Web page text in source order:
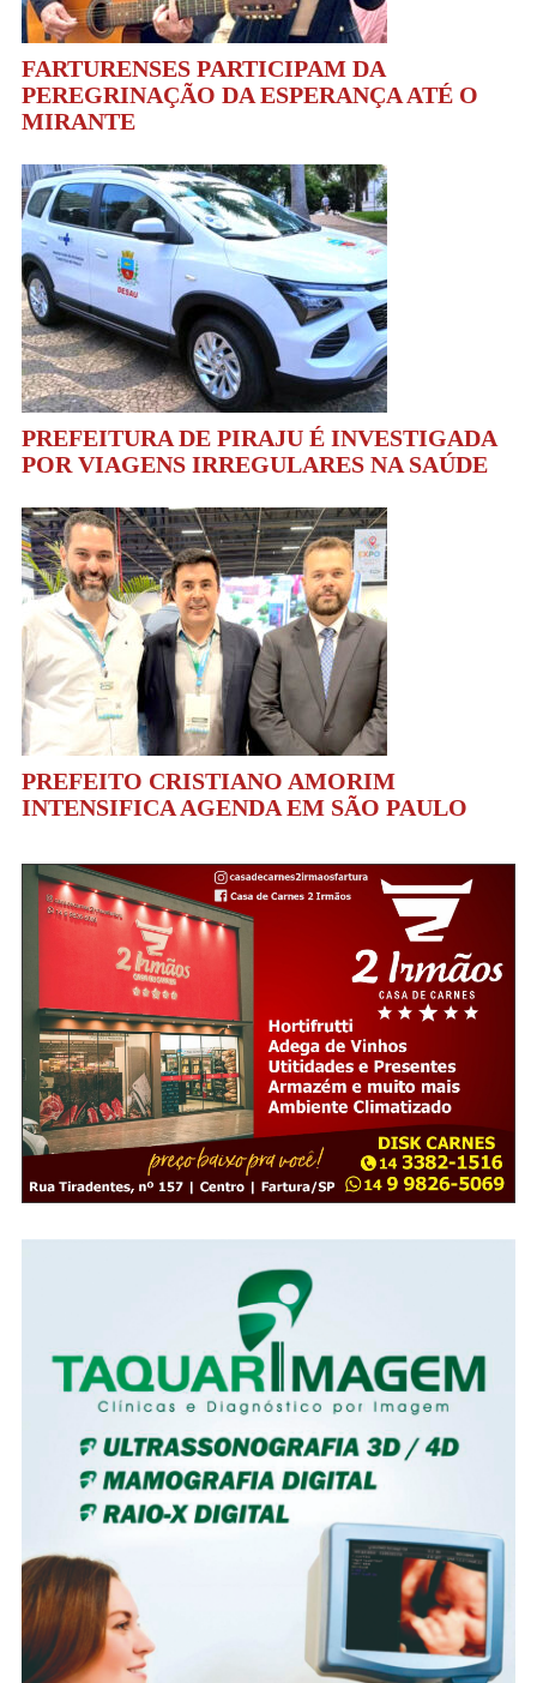
FARTURENSES PARTICIPAM DA
PEREGRINAÇÃO DA ESPERANÇA ATÉ O
MIRANTE
PREFEITURA DE PIRAJU É INVESTIGADA
POR VIAGENS IRREGULARES NA SAÚDE
PREFEITO CRISTIANO AMORIM
INTENSIFICA AGENDA EM SÃO PAULO